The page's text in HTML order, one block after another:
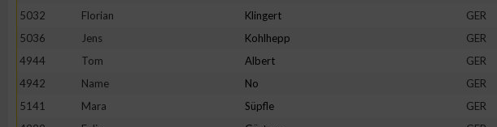
5032
Florian Klingert GER
5036
Jens Kohlhepp GER
4944
Tom Albert GER
4942
Name No GER
5141
Mara Süpfle GER
Entwicklung und Verbesserung der Angebote
Verwendung reduzierter Daten zur Auswahl von Inhalten
IAB-Besonderheiten: